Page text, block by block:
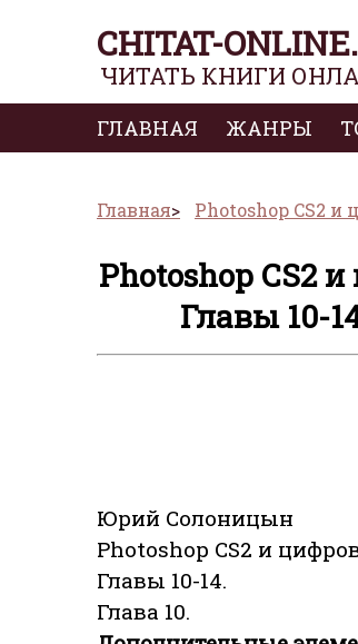
CHITAT-
ЧИТАТЬ КНИГИ
ГЛАВНАЯ ЖАНРЫ
Главная Photoshop CS2 и
Photoshop CS2
Главы 10-
Юрий Солоницын
Photoshop CS2 и
Главы 10-14.
Глава 10.